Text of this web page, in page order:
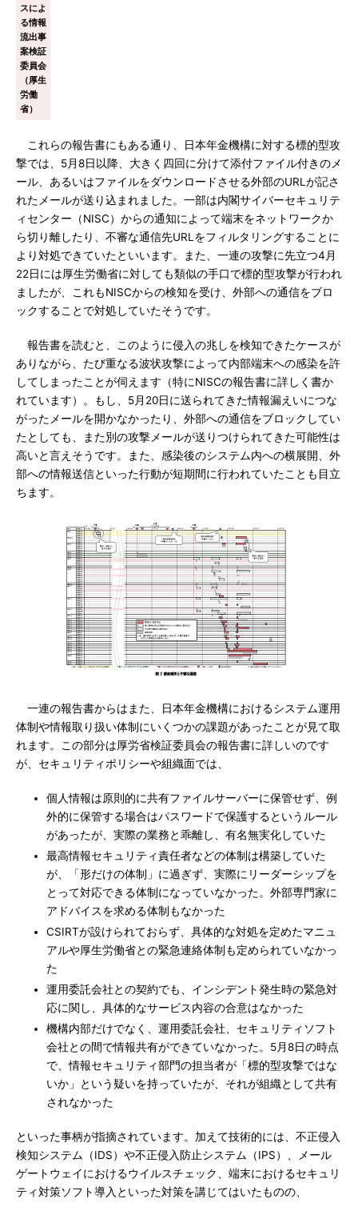
スによ
る情報
流出事
案検証
委員会
（厚生
労働
省）
これらの報告書にもある通り、日本年金機構に対する標的型攻
撃では、5月8日以降、大きく四回に分けて添付ファイル付きのメ
ール、あるいはファイルをダウンロードさせる外部のURLが記さ
れたメールが送り込まれました。一部は内閣サイバーセキュリテ
ィセンター（NISC）からの通知によって端末をネットワークか
ら切り離したり、不審な通信先URLをフィルタリングすることに
より対処できていたといいます。また、一連の攻撃に先立つ4月
22日には厚生労働省に対しても類似の手口で標的型攻撃が行われ
ましたが、これもNISCからの検知を受け、外部への通信をブロ
ックすることで対処していたそうです。
報告書を読むと、このように侵入の兆しを検知できたケースが
ありながら、たび重なる波状攻撃によって内部端末への感染を許
してしまったことが伺えます（特にNISCの報告書に詳しく書か
れています）。もし、5月20日に送られてきた情報漏えいにつな
がったメールを開かなかったり、外部への通信をブロックしてい
たとしても、また別の攻撃メールが送りつけられてきた可能性は
高いと言えそうです。また、感染後のシステム内への横展開、外
部への情報送信といった行動が短期間に行われていたことも目立
ちます。
一連の報告書からはまた、日本年金機構におけるシステム運用
体制や情報取り扱い体制にいくつかの課題があったことが見て取
れます。この部分は厚労省検証委員会の報告書に詳しいのです
が、セキュリティポリシーや組織面では、
個人情報は原則的に共有ファイルサーバーに保管せず、例
外的に保管する場合はパスワードで保護するというルール
があったが、実際の業務と乖離し、有名無実化していた
最高情報セキュリティ責任者などの体制は構築していた
が、「形だけの体制」に過ぎず、実際にリーダーシップを
とって対応できる体制になっていなかった。外部専門家に
アドバイスを求める体制もなかった
CSIRTが設けられておらず、具体的な対処を定めたマニュ
アルや厚生労働省との緊急連絡体制も定められていなかっ
た
運用委託会社との契約でも、インシデント発生時の緊急対
応に関し、具体的なサービス内容の合意はなかった
機構内部だけでなく、運用委託会社、セキュリティソフト
会社との間で情報共有ができていなかった。5月8日の時点
で、情報セキュリティ部門の担当者が「標的型攻撃ではな
いか」という疑いを持っていたが、それが組織として共有
されなかった
といった事柄が指摘されています。加えて技術的には、不正侵入
検知システム（IDS）や不正侵入防止システム（IPS）、メール
ゲートウェイにおけるウイルスチェック、端末におけるセキュリ
ティ対策ソフト導入といった対策を講じてはいたものの、